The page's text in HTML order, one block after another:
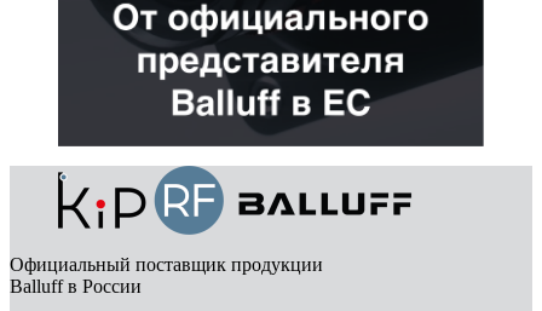
Официальный поставщик продукции
Balluff в России